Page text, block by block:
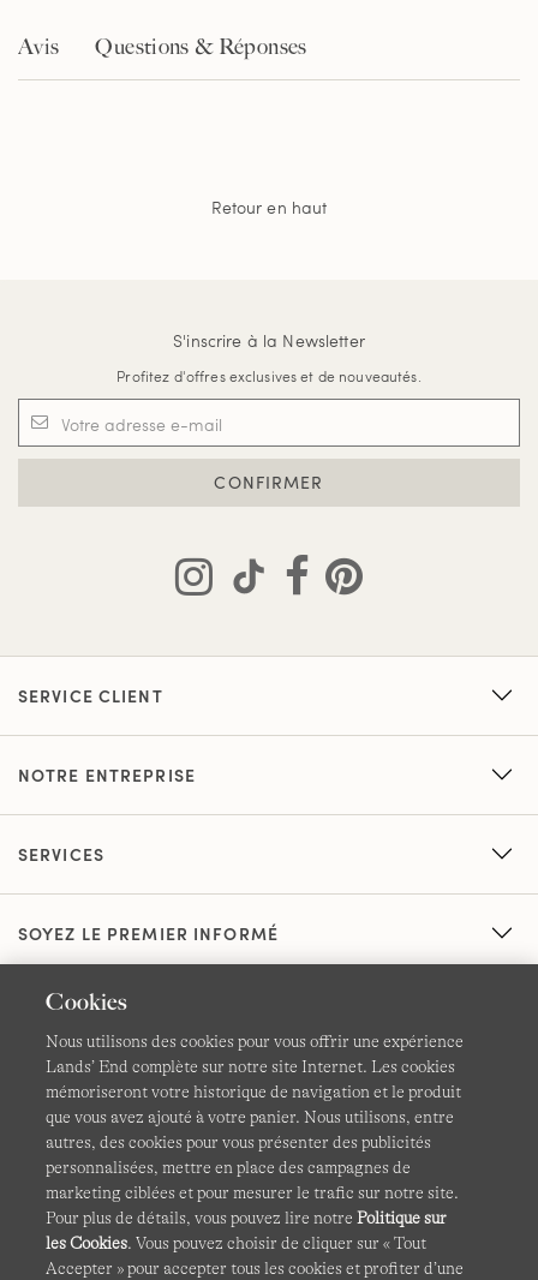
Avis Questions & Réponses
Retour en haut
S'inscrire à la Newsletter
Profitez d'offres exclusives et de nouveautés.
CONFIRMER
SERVICE CLIENT
NOTRE ENTREPRISE
SERVICES
SOYEZ LE PREMIER INFORMÉ
CGV Confidentialité et sécurité
Cookies -Gérer mes paramètres Carte du site
Lands' End à l'international
Cookies
Nous utilisons des cookies pour vous offrir une expérience
Lands’ End complète sur notre site Internet. Les cookies
mémoriseront votre historique de navigation et le produit
que vous avez ajouté à votre panier. Nous utilisons, entre
autres, des cookies pour vous présenter des publicités
personnalisées, mettre en place des campagnes de
marketing ciblées et pour mesurer le trafic sur notre site.
Pour plus de détails, vous pouvez lire notrePolitique sur
les Cookies. Vous pouvez choisir de cliquer sur « Tout
Accepter » pour accepter tous les cookies et profiter d’une